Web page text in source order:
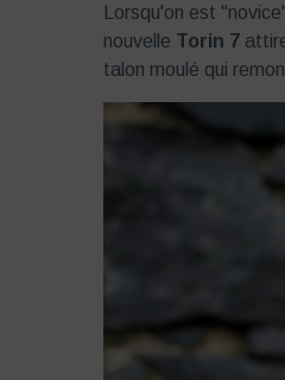
Lorsqu'on est
nouvelle Torin 7
talon moulé qui